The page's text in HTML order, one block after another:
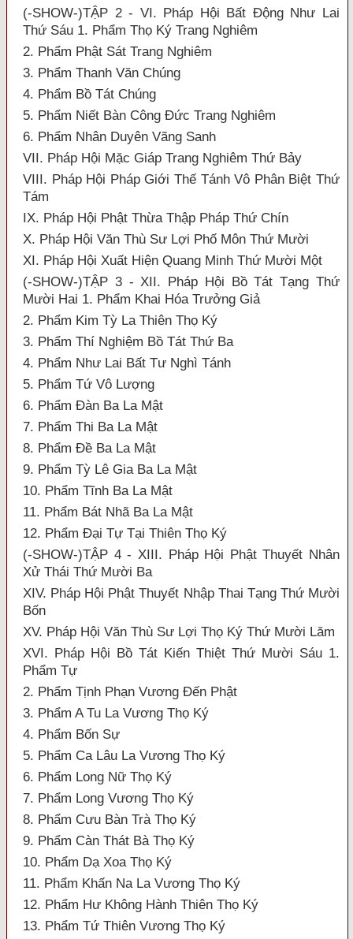
(-SHOW-)TẬP 2 - VI. Pháp Hội Bất Động Như Lai
Thứ Sáu 1. Phẩm Thọ Ký Trang Nghiêm
2. Phẩm Phật Sát Trang Nghiêm
3. Phẩm Thanh Văn Chúng
4. Phẩm Bồ Tát Chúng
5. Phẩm Niết Bàn Công Đức Trang Nghiêm
6. Phẩm Nhân Duyên Vãng Sanh
VII. Pháp Hội Mặc Giáp Trang Nghiêm Thứ Bảy
VIII. Pháp Hội Pháp Giới Thế Tánh Vô Phân Biệt Thứ
Tám
IX. Pháp Hội Phật Thừa Thập Pháp Thứ Chín
X. Pháp Hội Văn Thù Sư Lợi Phố Môn Thứ Mười
XI. Pháp Hội Xuất Hiện Quang Minh Thứ Mười Một
(-SHOW-)TẬP 3 - XII. Pháp Hội Bồ Tát Tạng Thứ
Mười Hai 1. Phẩm Khai Hóa Trưởng Giả
2. Phẩm Kim Tỳ La Thiên Thọ Ký
3. Phẩm Thí Nghiệm Bồ Tát Thứ Ba
4. Phẩm Như Lai Bất Tư Nghì Tánh
5. Phẩm Tứ Vô Lượng
6. Phẩm Đàn Ba La Mật
7. Phẩm Thi Ba La Mật
8. Phẩm Đề Ba La Mật
9. Phẩm Tỳ Lê Gia Ba La Mật
10. Phẩm Tĩnh Ba La Mật
11. Phẩm Bát Nhã Ba La Mật
12. Phẩm Đại Tự Tại Thiên Thọ Ký
(-SHOW-)TẬP 4 - XIII. Pháp Hội Phật Thuyết Nhân
Xử Thái Thứ Mười Ba
XIV. Pháp Hội Phật Thuyết Nhập Thai Tạng Thứ Mười
Bốn
XV. Pháp Hội Văn Thù Sư Lợi Thọ Ký Thứ Mười Lăm
XVI. Pháp Hội Bồ Tát Kiến Thiệt Thứ Mười Sáu 1.
Phẩm Tự
2. Phẩm Tịnh Phạn Vương Đến Phật
3. Phẩm A Tu La Vương Thọ Ký
4. Phẩm Bốn Sự
5. Phẩm Ca Lâu La Vương Thọ Ký
6. Phẩm Long Nữ Thọ Ký
7. Phẩm Long Vương Thọ Ký
8. Phẩm Cưu Bàn Trà Thọ Ký
9. Phẩm Càn Thát Bà Thọ Ký
10. Phẩm Dạ Xoa Thọ Ký
11. Phẩm Khấn Na La Vương Thọ Ký
12. Phẩm Hư Không Hành Thiên Thọ Ký
13. Phẩm Tứ Thiên Vương Thọ Ký